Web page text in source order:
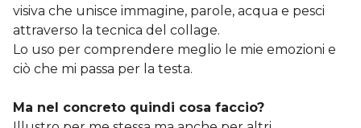
visiva che unisce immagine, parole, acqua e pesci
attraverso la tecnica del collage.
Lo uso per comprendere meglio le mie emozioni e
ciò che mi passa per la testa.
Ma nel concreto quindi cosa faccio?